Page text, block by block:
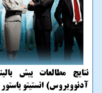
نتایج مطالعات پیش
آدنوویروس) انستیتو